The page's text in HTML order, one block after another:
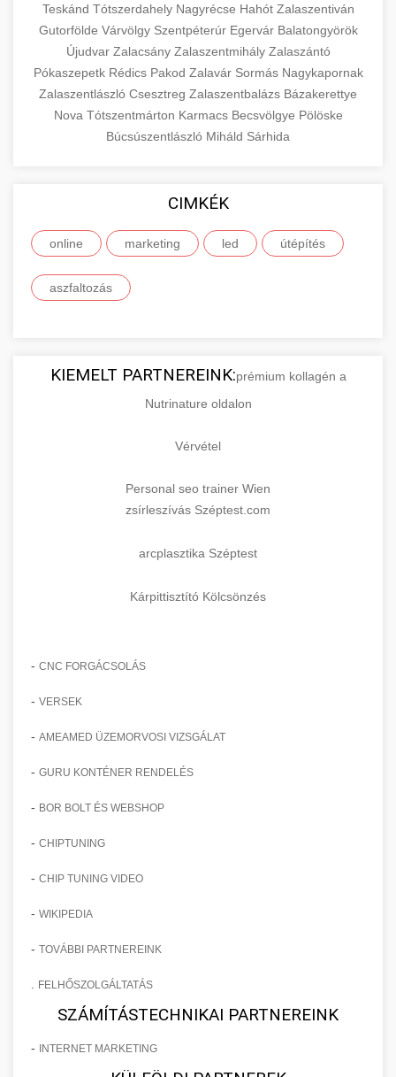
Teskánd Tótszerdahely Nagyrécse Hahót Zalaszentiván
Gutorfölde Várvölgy Szentpéterúr Egervár Balatongyörök
Újudvar Zalacsány Zalaszentmihály Zalaszántó
Pókaszepetk Rédics Pakod Zalavár Sormás Nagykapornak
Zalaszentlászló Csesztreg Zalaszentbalázs Bázakerettye
Nova Tótszentmárton Karmacs Becsvölgye Pölöske
Búcsúszentlászló Miháld Sárhida
CIMKÉK
online marketing led útépítés
aszfaltozás
KIEMELT PARTNEREINK:prémium kollagén a
Nutrinature oldalon
Vérvétel
Personal seo trainer Wien
zsírleszívás Széptest.com
arcplasztika Széptest
Kárpittisztító Kölcsönzés
- CNC FORGÁCSOLÁS
- VERSEK
- AMEAMED ÜZEMORVOSI VIZSGÁLAT
- GURU KONTÉNER RENDELÉS
- BOR BOLT ÉS WEBSHOP
- CHIPTUNING
- CHIP TUNING VIDEO
- WIKIPEDIA
- TOVÁBBI PARTNEREINK
FELHŐSZOLGÁLTATÁS
SZÁMÍTÁSTECHNIKAI PARTNEREINK
- INTERNET MARKETING